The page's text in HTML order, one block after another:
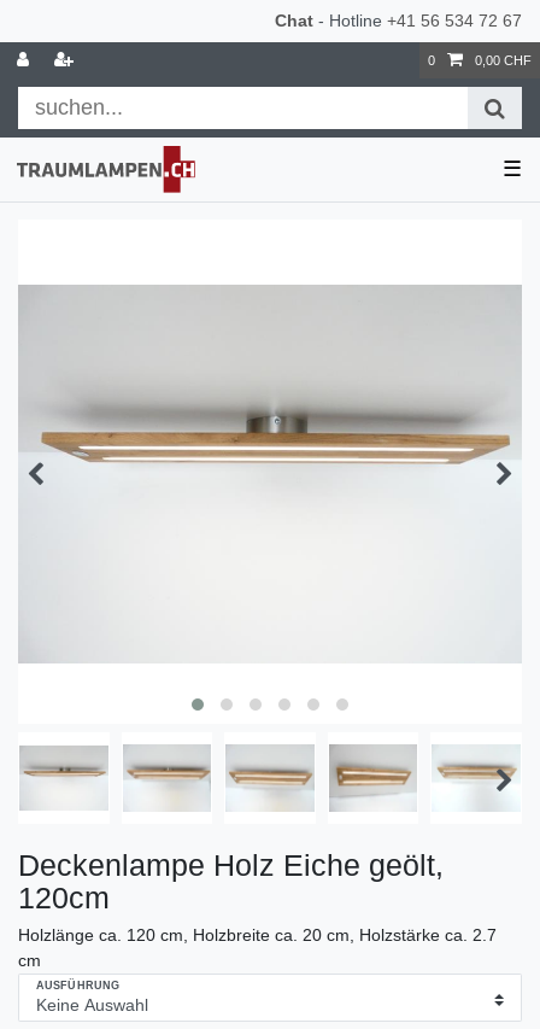
Chat - Hotline +41 56 534 72 67
0 0,00 CHF
☰
Deckenlampe Holz Eiche geölt,
120cm
Holzlänge ca. 120 cm, Holzbreite ca. 20 cm, Holzstärke ca. 2.7
cm
AUSFÜHRUNG